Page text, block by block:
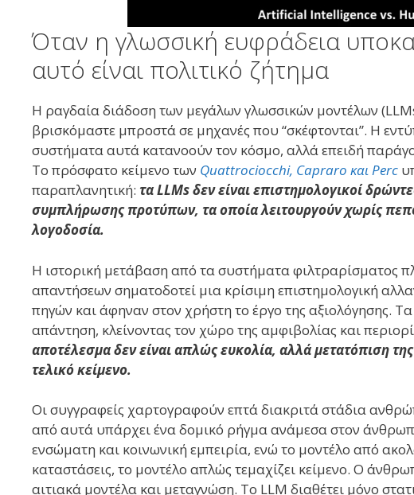
Όταν η γλωσσική ευφράδεια
αυτό είναι πολιτικό ζήτημα
Η ραγδαία διάδοση των μεγάλων γλωσσικών μοντέλων
βρισκόμαστε μπροστά σε μηχανές που “σκέφτονται”. Η
συστήματα αυτά κατανοούν τον κόσμο, αλλά επειδή
Το πρόσφατο κείμενο των Quattrociocchi, Capraro και Perc
παραπλανητική: τα LLMs δεν είναι επιστημολογικοί
συμπλήρωσης προτύπων, τα οποία λειτουργούν χωρίς
λογοδοσία.
Η ιστορική μετάβαση από τα συστήματα φιλτραρίσματος
απαντήσεων σηματοδοτεί μια κρίσιμη επιστημολογική
πηγών και άφηναν στον χρήστη το έργο της αξιολόγησης.
απάντηση, κλείνοντας τον χώρο της αμφιβολίας και
αποτέλεσμα δεν είναι απλώς ευκολία, αλλά μετατόπιση
τελικό κείμενο.
Οι συγγραφείς χαρτογραφούν επτά διακριτά στάδια
από αυτά υπάρχει ένα δομικό ρήγμα ανάμεσα στον
ενσώματη και κοινωνική εμπειρία, ενώ το μοντέλο από
καταστάσεις, το μοντέλο απλώς τεμαχίζει κείμενο. Ο
αιτιακά μοντέλα και μεταγνώση. Το LLM διαθέτει μόνο